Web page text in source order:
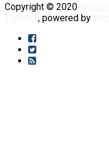
Copyright © 2020
, powered by